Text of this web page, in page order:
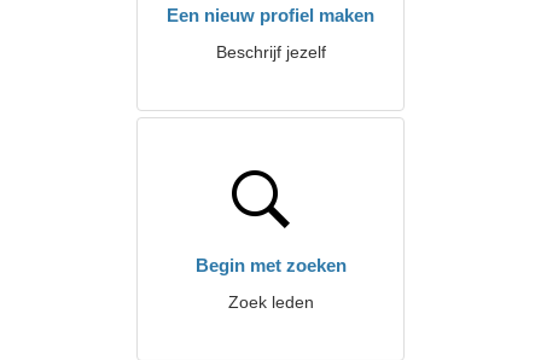
Een nieuw profiel maken
Beschrijf jezelf
Begin met zoeken
Zoek leden